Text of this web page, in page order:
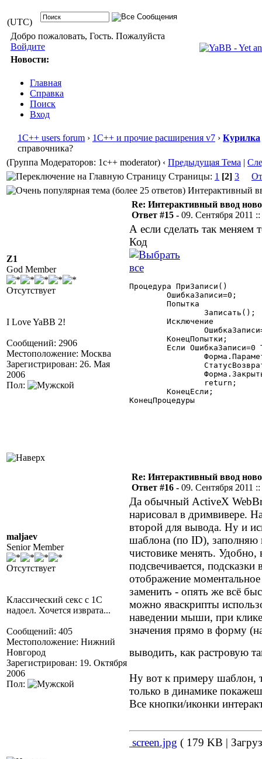
(UTC)
Добро пожаловать, Гость. Пожалуйста
Войдите
Новости:
Главная
Справка
Поиск
Вход
1С++ users forum › 1С++ и прочие расширения v7 › Курилка
справочника?
(Группа Модераторов: 1c++ moderator) ‹ Предыдущая Тема |
Страницы: 1 [2] 3
Интерактивный
Z1
God Member
Отсутствует
I Love YaBB 2!
Сообщений: 2906
Местоположение: Москва
Зарегистрирован: 26. Мая
2006
Пол:
Re: Интерактивный ввод
Ответ #15 - 09. Сентября 2011 ::
А если сделать так меняем
Код
Процедура ПриЗаписи()
КонецПроцедуры
maljaev
Senior Member
Отсутствует
Классический секс с 1С
надоел. Хочется изврата...
Сообщений: 405
Местоположение: Нижний
Новгород
Зарегистрирован: 19. Октября
2006
Пол:
Re: Интерактивный ввод
Ответ #16 - 09. Сентября 2011 ::
Да обычный ActiveX
нарисовал в дримвивере.
второй для вывода. Ну и
шаблона (по ID),
чистовике менять.
подсвечивается,
отображение
заменить - опять же всё
можно яваскрипты
наведении мыши, при
значения прямо в форму
выводить, как растровую
Ну вот к примеру шаблон,
только в динамике
Все кнопки/иконки
screen.jpg ( 179 KB |